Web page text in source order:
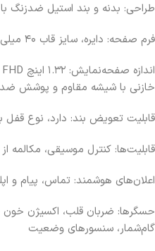
طراحی: بدنه و بند استیل ضدزنگ
فرم صفحه: دایره، سایز قاب ۴۰ میلی‌متر
خازنی با شیشه مقاوم و پوشش ضد
قابلیت تعویض بند: دارد، نوع
قابلیت‌ها: کنترل موسیقی، مکالمه
اعلان‌های هوشمند: تماس، پیام و
گام‌شمار، سنسورهای وضعیت